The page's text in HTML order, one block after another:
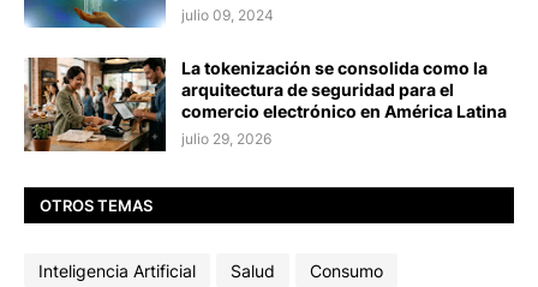
julio 09, 2024
La tokenización se consolida como la
arquitectura de seguridad para el
comercio electrónico en América Latina
julio 29, 2026
OTROS TEMAS
Inteligencia Artificial Salud
Consumo